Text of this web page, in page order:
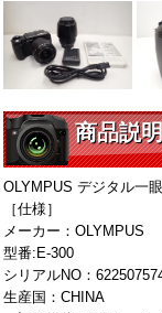
商品説明
OLYMPUS デジタル一
［仕様］
メーカー：OLYMPUS
型番:E-300
シリアルNO：
生産国：CHINA